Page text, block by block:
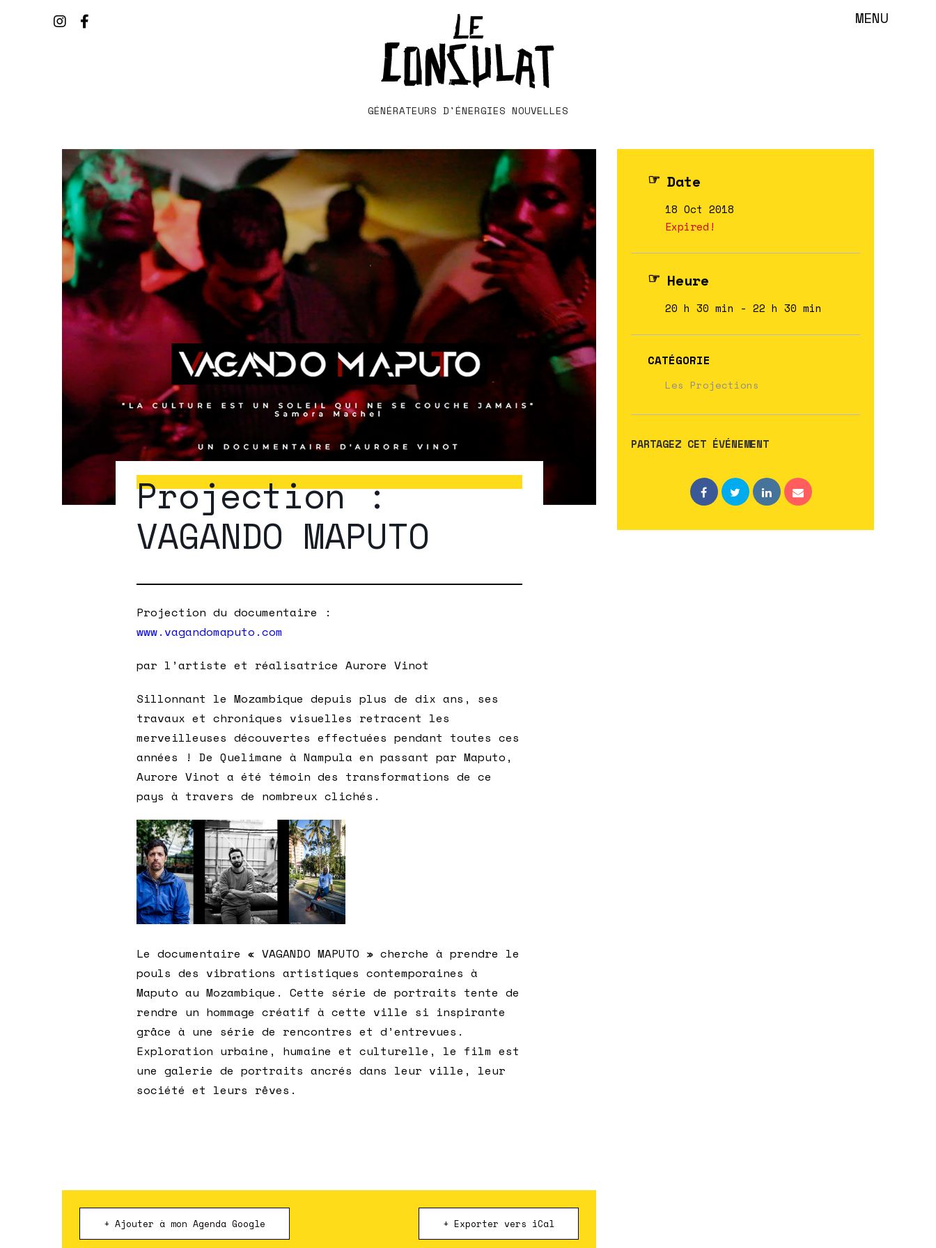
MENU
GÉNÉRATEURS D'ÉNERGIES NOUVELLES
Projection :
VAGANDO MAPUTO
Projection du documentaire :
www.vagandomaputo.com
par l’artiste et réalisatrice Aurore Vinot
Sillonnant le Mozambique depuis plus de dix ans, ses
travaux et chroniques visuelles retracent les
merveilleuses découvertes effectuées pendant toutes ces
années ! De Quelimane à Nampula en passant par Maputo,
Aurore Vinot a été témoin des transformations de ce
pays à travers de nombreux clichés.
Le documentaire « VAGANDO MAPUTO » cherche à prendre le
pouls des vibrations artistiques contemporaines à
Maputo au Mozambique. Cette série de portraits tente de
rendre un hommage créatif à cette ville si inspirante
grâce à une série de rencontres et d’entrevues.
Exploration urbaine, humaine et culturelle, le film est
une galerie de portraits ancrés dans leur ville, leur
société et leurs rêves.
+ Ajouter à mon Agenda Google + Exporter vers iCal
Date
18 Oct 2018
Expired!
Heure
20 h 30 min - 22 h 30 min
CATÉGORIE
Les Projections
PARTAGEZ CET ÉVÉNEMENT